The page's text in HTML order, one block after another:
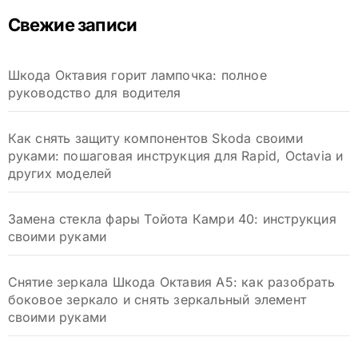
:Свежие записи
Шкода Октавия горит лампочка: полное
руководство для водителя
Как снять защиту компонентов Skoda своими
руками: пошаговая инструкция для Rapid, Octavia и
других моделей
Замена стекла фары Тойота Камри 40: инструкция
своими руками
Снятие зеркала Шкода Октавия А5: как разобрать
боковое зеркало и снять зеркальный элемент
своими руками